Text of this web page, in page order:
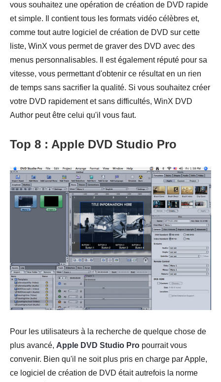
vous souhaitez une opération de création de DVD rapide
et simple. Il contient tous les formats vidéo célèbres et,
comme tout autre logiciel de création de DVD sur cette
liste, WinX vous permet de graver des DVD avec des
menus personnalisables. Il est également réputé pour sa
vitesse, vous permettant d'obtenir ce résultat en un rien
de temps sans sacrifier la qualité. Si vous souhaitez créer
votre DVD rapidement et sans difficultés, WinX DVD
Author peut être celui qu'il vous faut.
Top 8 : Apple DVD Studio Pro
Pour les utilisateurs à la recherche de quelque chose de
plus avancé, Apple DVD Studio Pro pourrait vous
convenir. Bien qu'il ne soit plus pris en charge par Apple,
ce logiciel de création de DVD était autrefois la norme